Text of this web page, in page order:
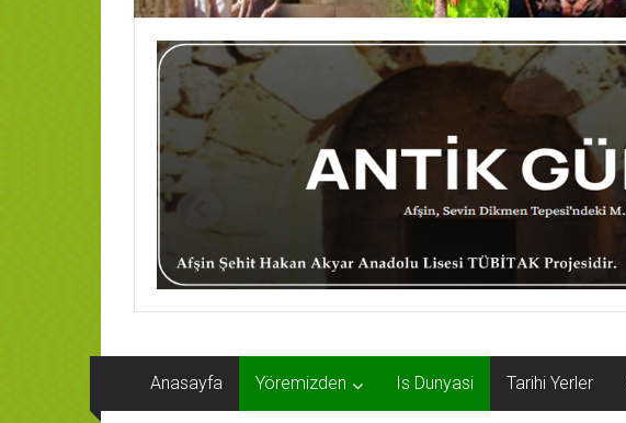
Portalı
Anasayfa Yöremizden Is Dunyasi Tarihi Yerler